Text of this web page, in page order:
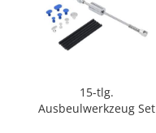
15-tlg.
Ausbeulwerkzeug Set